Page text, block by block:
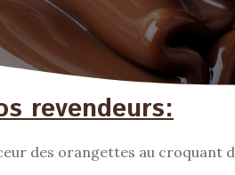
revendeurs:
des orangettes au croquant